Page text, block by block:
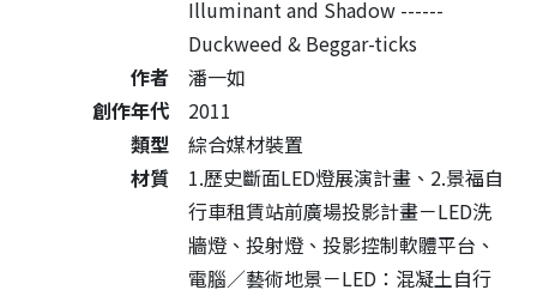
Illuminant and Shadow ------
Duckweed & Beggar-ticks
作者
潘一如
創作年代
2011
類型
綜合媒材裝置
材質
1.歷史斷面LED燈展演計畫、2.景福自
行車租賃站前廣場投影計畫－LED洗
牆燈、投射燈、投影控制軟體平台、
電腦／藝術地景－LED：混凝土自行